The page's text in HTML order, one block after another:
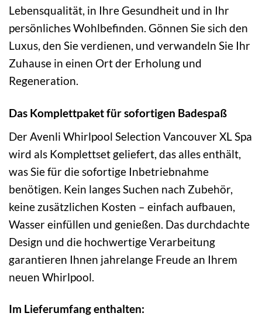
Lebensqualität, in Ihre Gesundheit und in Ihr
persönliches Wohlbefinden. Gönnen Sie sich den
Luxus, den Sie verdienen, und verwandeln Sie Ihr
Zuhause in einen Ort der Erholung und
Regeneration.
Das Komplettpaket für sofortigen Badespaß
Der Avenli Whirlpool Selection Vancouver XL Spa
wird als Komplettset geliefert, das alles enthält,
was Sie für die sofortige Inbetriebnahme
benötigen. Kein langes Suchen nach Zubehör,
keine zusätzlichen Kosten – einfach aufbauen,
Wasser einfüllen und genießen. Das durchdachte
Design und die hochwertige Verarbeitung
garantieren Ihnen jahrelange Freude an Ihrem
neuen Whirlpool.
Im Lieferumfang enthalten: